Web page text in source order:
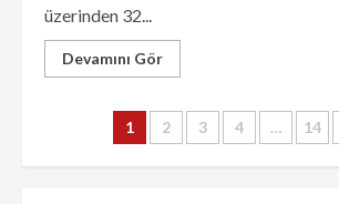
üzerinden 32...
Devamını Gör
Yazı
sayfalaması
1 2 3 4 … 14